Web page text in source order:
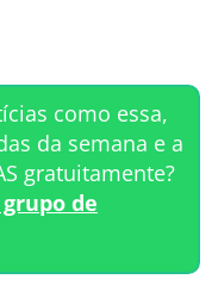
como essa,
da semana e a
gratuitamente?
de